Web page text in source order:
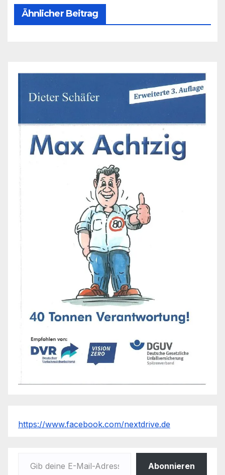
Ähnlicher Beitrag
https://www.facebook.com/nextdrive.de
Abonnieren